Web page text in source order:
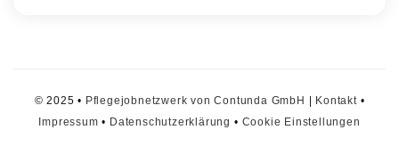
© 2025 • Pflegejobnetzwerk von Contunda GmbH Kontakt•
Impressum • Datenschutzerklärung • Cookie Einstellungen